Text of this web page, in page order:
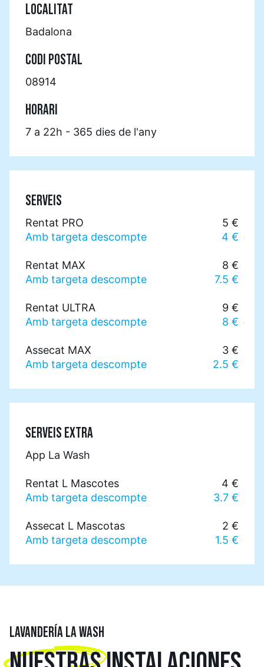
LOCALITAT
Badalona
CODI POSTAL
08914
HORARI
7 a 22h - 365 dies de l'any
SERVEIS
Rentat PRO
5 €
Amb targeta descompte
4 €
Rentat MAX
8 €
Amb targeta descompte
7.5 €
Rentat ULTRA
9 €
Amb targeta descompte
8 €
Assecat MAX
3 €
Amb targeta descompte
2.5 €
SERVEIS EXTRA
App La Wash
Rentat L Mascotes
4 €
Amb targeta descompte
3.7 €
Assecat L Mascotas
2 €
Amb targeta descompte
1.5 €
LAVANDERÍA LA WASH